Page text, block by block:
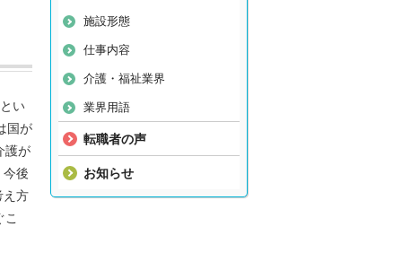
施設形態
仕事内容
介護・福祉業界
業界用語
転職者の声
お知らせ
い
国が
護が
今後
え方